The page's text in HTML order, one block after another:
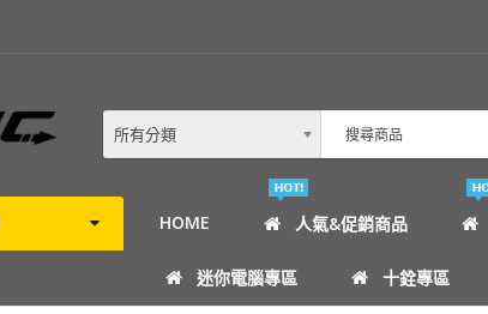
所有分類
HOME 人氣&促銷商品
迷你電腦專區 十銓專區